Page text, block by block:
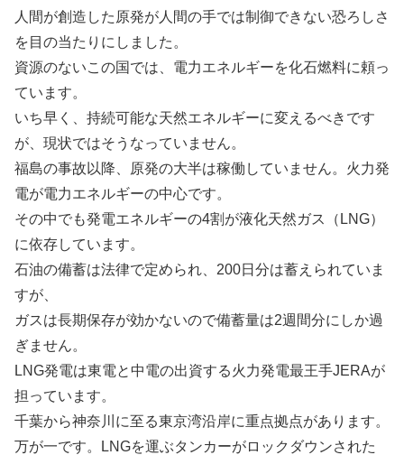
人間が創造した原発が人間の手では制御できない恐ろしさ
を目の当たりにしました。
資源のないこの国では、電力エネルギーを化石燃料に頼っ
ています。
いち早く、持続可能な天然エネルギーに変えるべきです
が、現状ではそうなっていません。
福島の事故以降、原発の大半は稼働していません。火力発
電が電力エネルギーの中心です。
その中でも発電エネルギーの4割が液化天然ガス（LNG）
に依存しています。
石油の備蓄は法律で定められ、200日分は蓄えられていま
すが、
ガスは長期保存が効かないので備蓄量は2週間分にしか過
ぎません。
LNG発電は東電と中電の出資する火力発電最王手JERAが
担っています。
千葉から神奈川に至る東京湾沿岸に重点拠点があります。
万が一です。LNGを運ぶタンカーがロックダウンされた